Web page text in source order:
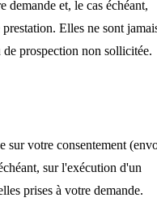
demande et, le cas échéant,
Elles ne sont
prospection non sollicitée.
sur votre consentement
sur l'exécution d'un
prises à votre demande.